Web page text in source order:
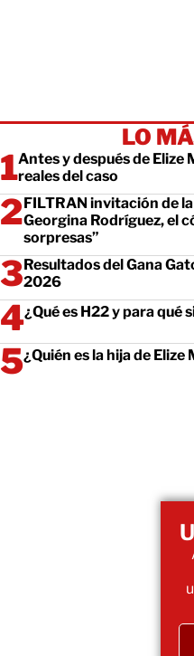
LO
Antes y después de Elize
reales del caso
FILTRAN invitación de
Georgina Rodríguez, el
sorpresas”
Resultados del Gana
2026
¿Qué es H22 y para qué
¿Quién es la hija de